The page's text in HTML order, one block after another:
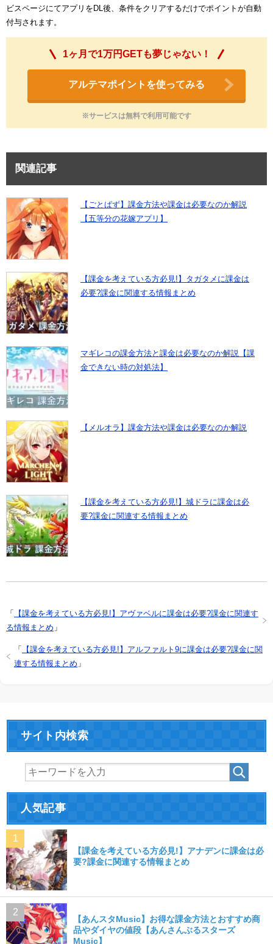
ビスページにてアプリをDL後、条件をクリアするだけでポイントが自動
付与されます。
1ヶ月で1万円GETも夢じゃない！
アルテマポイントを使ってみる
※サービスは無料で利用可能です
関連記事
【ごとぱず】課金方法や課金は必要なのか解説
【五等分の花嫁アプリ】
【課金を考えている方必見!】タガタメに課金は
必要?課金に関連する情報まとめ
マギレコの課金方法と課金は必要なのか解説【課
金できない時の対処法】
【メルオラ】課金方法や課金は必要なのか解説
【課金を考えている方必見!】城ドラに課金は必
要?課金に関連する情報まとめ
「
【課金を考えている方必見!】アヴァベルに課金は必要?課金に関連す
る情報まとめ 」
「
【課金を考えている方必見!】アルファルト9に課金は必要?課金に関
連する情報まとめ 」
サイト内検索
人気記事
【課金を考えている方必見!】アナデンに課金は必
要?課金に関連する情報まとめ
【あんスタMusic】お得な課金方法とおすすめ商
品やダイヤの値段【あんさんぶるスターズ
Music】